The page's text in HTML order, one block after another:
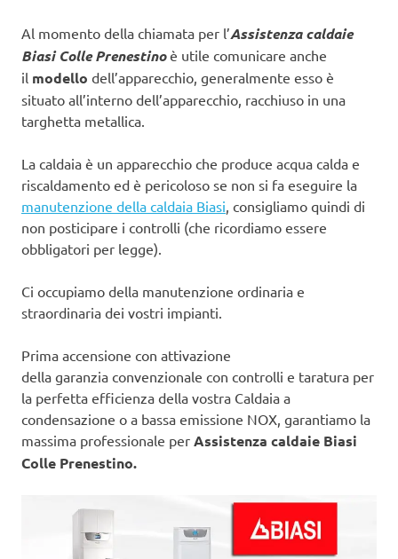
Al momento della chiamata per l’Assistenza caldaie
Biasi Colle Prenestinoè utile comunicare anche
il modello dell’apparecchio, generalmente esso è
situato all’interno dell’apparecchio, racchiuso in una
targhetta metallica.
La caldaia è un apparecchio che produce acqua calda e
riscaldamento ed è pericoloso se non si fa eseguire la
manutenzione della caldaia Biasi , consigliamo quindi di
non posticipare i controlli (che ricordiamo essere
obbligatori per legge).
Ci occupiamo della manutenzione ordinaria e
straordinaria dei vostri impianti.
Prima accensione con attivazione
della garanzia convenzionale con controlli e taratura per
la perfetta efficienza della vostra Caldaia a
condensazione o a bassa emissione NOX, garantiamo la
massima professionale per Assistenza caldaie Biasi
Colle Prenestino.